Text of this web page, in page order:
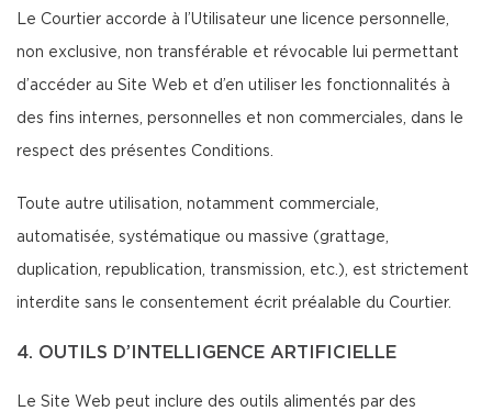
Le Courtier accorde à l’Utilisateur une licence personnelle,
non exclusive, non transférable et révocable lui permettant
d’accéder au Site Web et d’en utiliser les fonctionnalités à
des fins internes, personnelles et non commerciales, dans le
respect des présentes Conditions.
Toute autre utilisation, notamment commerciale,
automatisée, systématique ou massive (grattage,
duplication, republication, transmission, etc.), est strictement
interdite sans le consentement écrit préalable du Courtier.
4. OUTILS D’INTELLIGENCE ARTIFICIELLE
Le Site Web peut inclure des outils alimentés par des